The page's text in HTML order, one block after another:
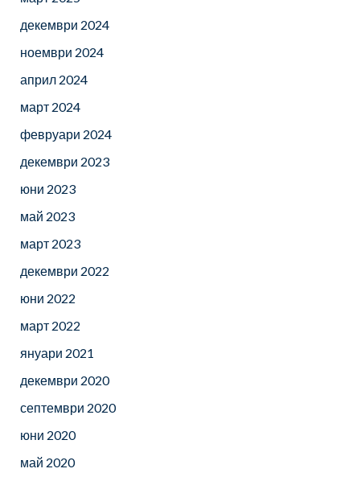
декември 2024
ноември 2024
април 2024
март 2024
февруари 2024
декември 2023
юни 2023
май 2023
март 2023
декември 2022
юни 2022
март 2022
януари 2021
декември 2020
септември 2020
юни 2020
май 2020